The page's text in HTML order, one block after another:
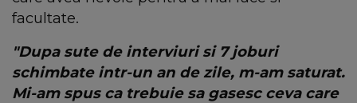
facultate.
"Dupa sute de interviuri si 7 joburi
schimbate intr-un an de zile, m-am saturat.
Mi-am spus ca trebuie sa gasesc ceva care